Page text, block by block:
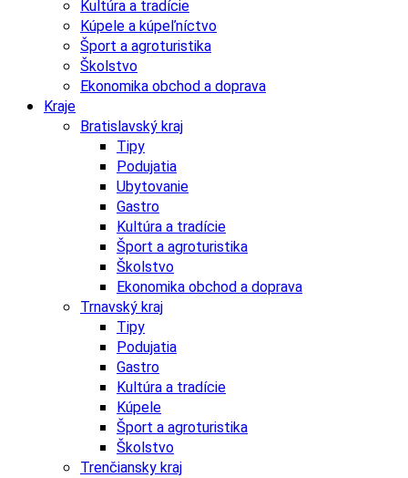
Kultúra a tradície
Kúpele a kúpeľníctvo
Šport a agroturistika
Školstvo
Ekonomika obchod a doprava
Kraje
Bratislavský kraj
Tipy
Podujatia
Ubytovanie
Gastro
Kultúra a tradície
Šport a agroturistika
Školstvo
Ekonomika obchod a doprava
Trnavský kraj
Tipy
Podujatia
Gastro
Kultúra a tradície
Kúpele
Šport a agroturistika
Školstvo
Trenčiansky kraj